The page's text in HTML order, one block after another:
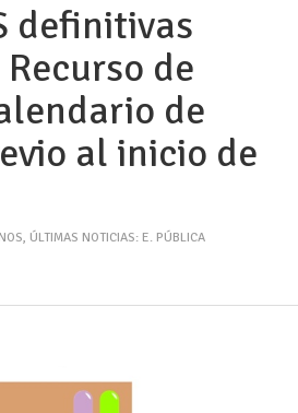
definitivas
de
de
al inicio de
, ÚLTIMAS NOTICIAS: E. PÚBLICA